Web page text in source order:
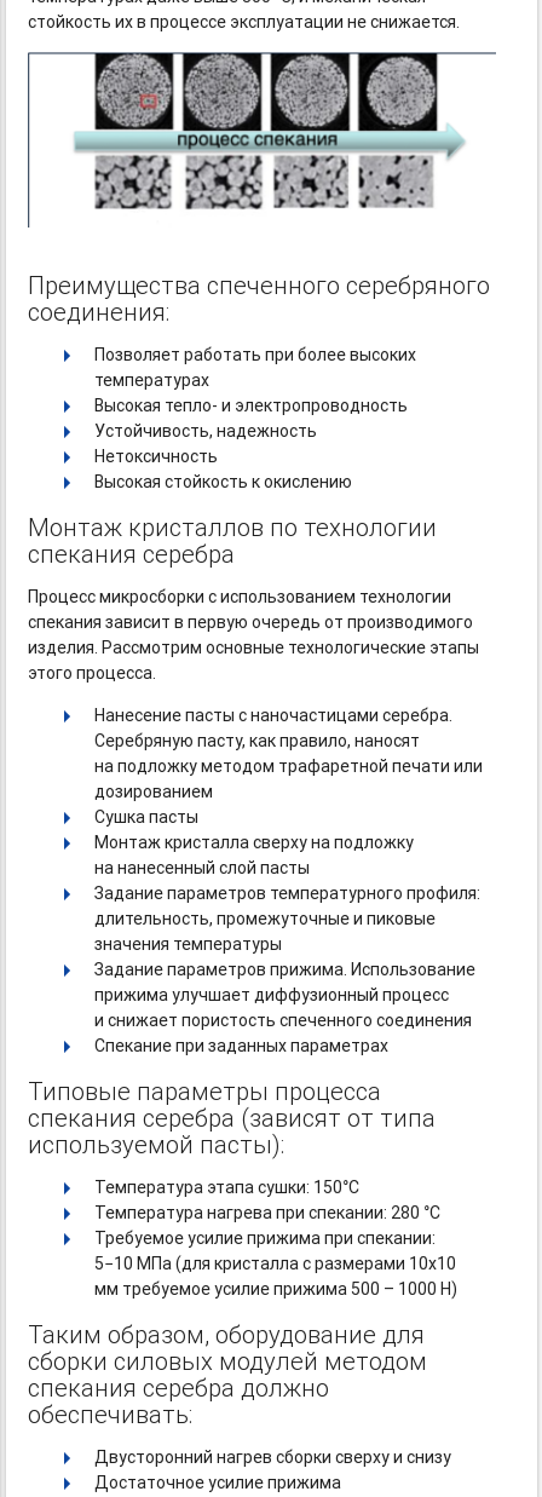
стойкость их в процессе эксплуатации не снижается.
Преимущества спеченного серебряного
соединения:
Позволяет работать при более высоких
температурах
Высокая тепло- и электропроводность
Устойчивость, надежность
Нетоксичность
Высокая стойкость к окислению
Монтаж кристаллов по технологии
спекания серебра
Процесс микросборки с использованием технологии
спекания зависит в первую очередь от производимого
изделия. Рассмотрим основные технологические этапы
этого процесса.
Нанесение пасты с наночастицами серебра.
Серебряную пасту, как правило, наносят
на подложку методом трафаретной печати или
дозированием
Сушка пасты
Монтаж кристалла сверху на подложку
на нанесенный слой пасты
Задание параметров температурного профиля:
длительность, промежуточные и пиковые
значения температуры
Задание параметров прижима. Использование
прижима улучшает диффузионный процесс
и снижает пористость спеченного соединения
Спекание при заданных параметрах
Типовые параметры процесса
спекания серебра (зависят от типа
используемой пасты):
Температура этапа сушки: 150°С
Температура нагрева при спекании: 280 °С
Требуемое усилие прижима при спекании:
5−10 МПа (для кристалла с размерами 10х10
мм требуемое усилие прижима 500 – 1000 Н)
Таким образом, оборудование для
сборки силовых модулей методом
спекания серебра должно
обеспечивать:
Двусторонний нагрев сборки сверху и снизу
Достаточное усилие прижима